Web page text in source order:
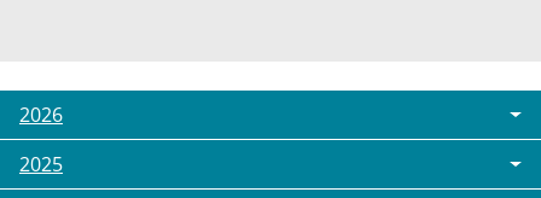
2026
2025